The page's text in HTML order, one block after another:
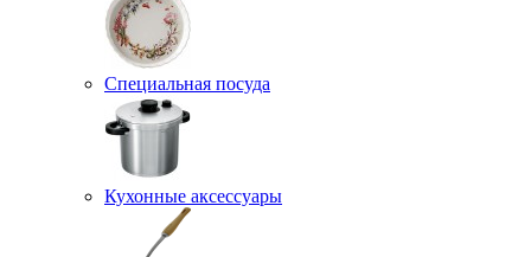
Специальная посуда
Кухонные аксессуары